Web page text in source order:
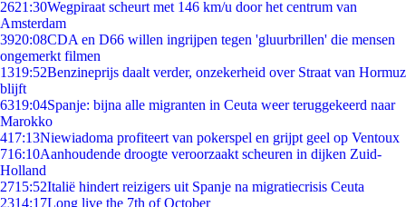
2621:30Wegpiraat scheurt met 146 km/u door het centrum van
Amsterdam
3920:08CDA en D66 willen ingrijpen tegen 'gluurbrillen' die mensen
ongemerkt filmen
1319:52Benzineprijs daalt verder, onzekerheid over Straat van Hormuz
blijft
6319:04Spanje: bijna alle migranten in Ceuta weer teruggekeerd naar
Marokko
417:13Niewiadoma profiteert van pokerspel en grijpt geel op Ventoux
716:10Aanhoudende droogte veroorzaakt scheuren in dijken Zuid-
Holland
2715:52Italië hindert reizigers uit Spanje na migratiecrisis Ceuta
2314:17Long live the 7th of October